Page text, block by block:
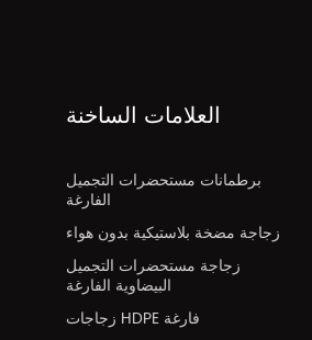
العلامات الساخنة
برطمانات مستحضرات التجميل
الفارغة
زجاجة مضخة بلاستيكية بدون هواء
زجاجة مستحضرات التجميل
البيضاوية الفارغة
زجاجات HDPE فارغة